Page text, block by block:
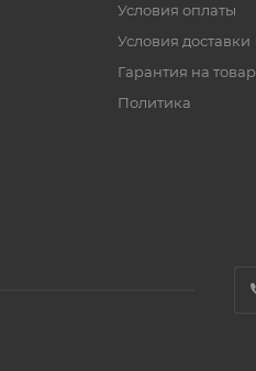
Условия оплаты
Условия доставки
Гарантия на товар
Политика